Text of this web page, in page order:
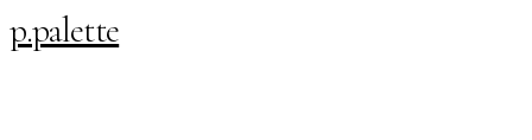
p.palette